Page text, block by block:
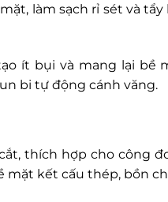
làm sạch rỉ sét và tẩy
ít bụi và mang lại bề
bi tự động cánh văng.
thích hợp cho công
mặt kết cấu thép, bồn